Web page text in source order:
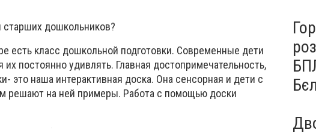
старших дошкольников?
есть класс дошкольной подготовки. Современные дети
постоянно удивлять. Главная достопримечательность,
это наша интерактивная доска. Она сенсорная и дети с
решают на ней примеры. Работа с помощью доски